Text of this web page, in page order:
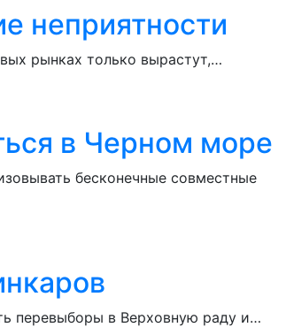
неприятности
рынках только вырастут,…
в Черном море
бесконечные совместные
перевыборы в Верховную раду и…